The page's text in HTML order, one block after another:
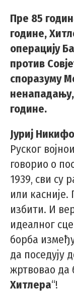
Пре 85
године,
операцију
против
споразуму
ненападању,
године.
Јуриј
Руског
говорио о
1939, сви су
или
избити. И
идеалног
борба
да поседују
жртвовао да
Хитлера“!